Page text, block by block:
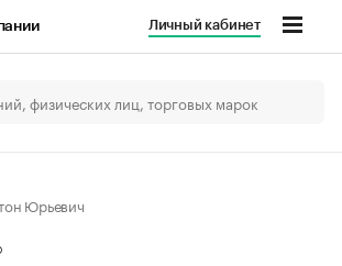
Личный кабинет
Юрьевич